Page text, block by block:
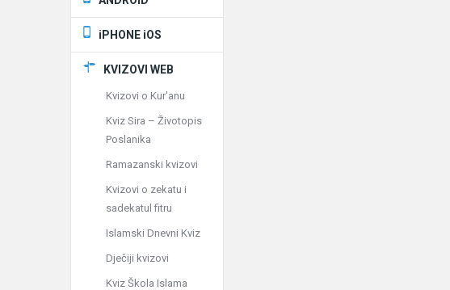
iPHONE iOS
KVIZOVI WEB
Kvizovi o Kur'anu
Kviz Sira – Životopis
Poslanika
Ramazanski kvizovi
Kvizovi o zekatu i
sadekatul fitru
Islamski Dnevni Kviz
Dječiji kvizovi
Kviz Škola Islama